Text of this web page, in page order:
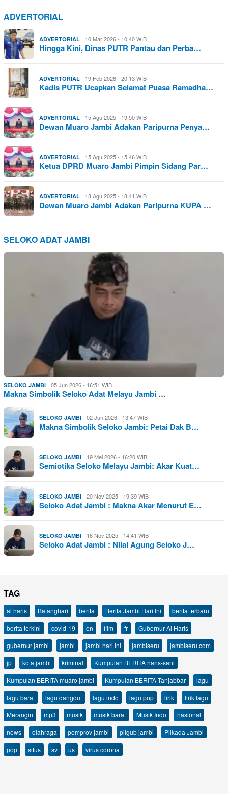
ADVERTORIAL
ADVERTORIAL 10 Mar 2026 - 10:40 WIB
Hingga Kini, Dinas PUTR Pantau dan Perba…
ADVERTORIAL 19 Feb 2026 - 20:13 WIB
Kadis PUTR Ucapkan Selamat Puasa Ramadha…
ADVERTORIAL 15 Agu 2025 - 19:50 WIB
Dewan Muaro Jambi Adakan Paripurna Penya…
ADVERTORIAL 15 Agu 2025 - 15:46 WIB
Ketua DPRD Muaro Jambi Pimpin Sidang Par…
ADVERTORIAL 13 Agu 2025 - 18:41 WIB
Dewan Muaro Jambi Adakan Paripurna KUPA …
SELOKO ADAT JAMBI
SELOKO JAMBI 05 Jun 2026 - 16:51 WIB
Makna Simbolik Seloko Adat Melayu Jambi …
SELOKO JAMBI 02 Jun 2026 - 13:47 WIB
Makna Simbolik Seloko Jambi: Petai Dak B…
SELOKO JAMBI 19 Mei 2026 - 16:20 WIB
Semiotika Seloko Melayu Jambi: Akar Kuat…
SELOKO JAMBI 20 Nov 2025 - 19:39 WIB
Seloko Adat Jambi : Makna Akar Menurut E…
SELOKO JAMBI 16 Nov 2025 - 14:41 WIB
Seloko Adat Jambi : Nilai Agung Seloko J…
TAG
al haris Batanghari berita Berita Jambi Hari Ini
berita terbaru
berita terkini
covid-19 en film fr
Gubernur Al Haris
gubernur jambi
jambi jambi hari ini jambiseru
jambiseru.com
jp
kota jambi kriminal
Kumpulan BERITA haris-sani
Kumpulan BERITA muaro jambi
Kumpulan BERITA Tanjabbar
lagu
lagu barat
lagu dangdut lagu indo lagu pop lirik
lirik lagu
Merangin
mp3 musik musik barat Musik Indo
nasional
news
olahraga pemprov jambi pilgub jambi
Pilkada Jambi
pop
situs sv us virus corona